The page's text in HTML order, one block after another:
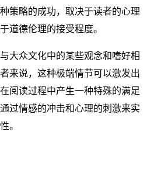
策略的成功，取决于读者的心理
道德伦理的接受程度。
大众文化中的某些观念和嗜好相
来说，这种极端情节可以激发出
阅读过程中产生一种特殊的满足
过情感的冲击和心理的刺激来实
。